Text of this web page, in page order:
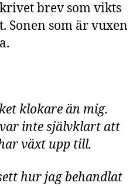
brev som vikts
Sonen som är vuxen
klokare än mig.
inte självklart att
växt upp till.
hur jag behandlat